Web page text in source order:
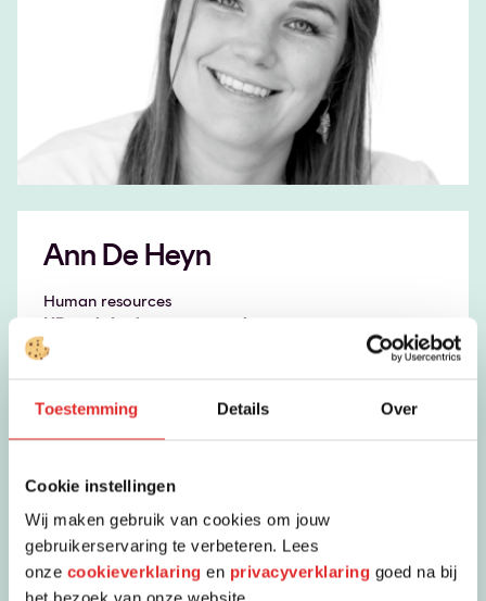
Toestemming Details Over
Cookie instellingen
Wij maken gebruik van cookies om jouw
gebruikerservaring te verbeteren. Lees
onze cookieverklaring en privacyverklaring goed na bij
Ann De Heyn
Human resources
HR en talent management